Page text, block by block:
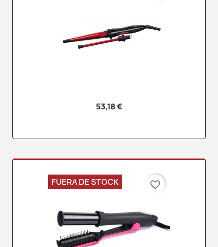
53,18 €
FUERA DE STOCK favorite_border